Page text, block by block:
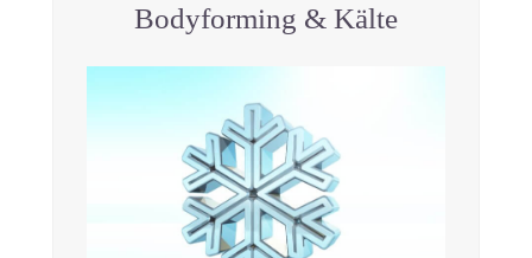
Bodyforming & Kälte